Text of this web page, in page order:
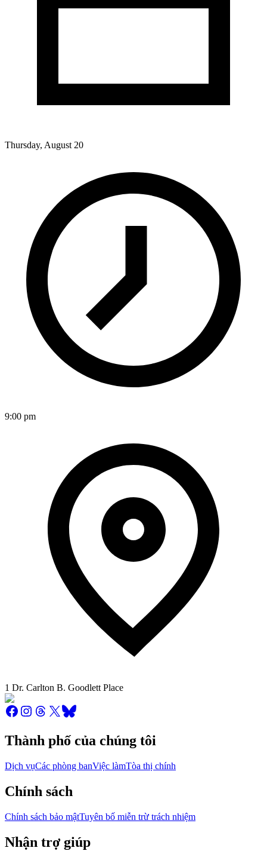
Thursday, August 20
9:00 pm
1 Dr. Carlton B. Goodlett Place
Thành phố của chúng tôi
Dịch vụCác phòng banViệc làmTòa thị chính
Chính sách
Chính sách bảo mậtTuyên bố miễn trừ trách nhiệm
Nhận trợ giúp